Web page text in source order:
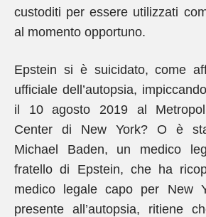
custoditi per essere utilizzati
al momento opportuno.
Epstein si è suicidato, come
ufficiale dell’autopsia,
il 10 agosto 2019 al
Center di New York? O è
Michael Baden, un medico
fratello di Epstein, che ha
medico legale capo per New
presente all’autopsia, ritiene